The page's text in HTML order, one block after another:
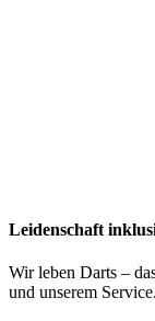
Leidenschaft
Wir leben Darts –
und unserem Service.